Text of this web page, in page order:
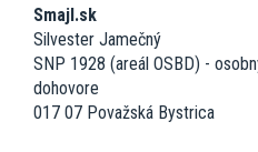
Smajl.sk
Silvester Jamečný
SNP 1928 (areál OSBD) -
dohovore
017 07 Považská Bystrica